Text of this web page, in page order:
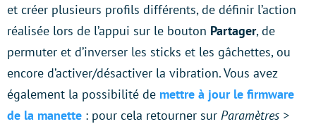
et créer plusieurs profils différents, de définir l’action
réalisée lors de l’appui sur le bouton Partager, de
permuter et d’inverser les sticks et les gâchettes, ou
encore d’activer/désactiver la vibration. Vous avez
également la possibilité de mettre à jour le firmware
de la manette : pour cela retourner sur Paramètres >